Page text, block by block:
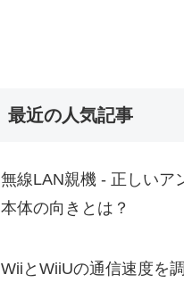
最近の人気記事
無線LAN親機 - 正しいア
本体の向きとは？
WiiとWiiUの通信速度を